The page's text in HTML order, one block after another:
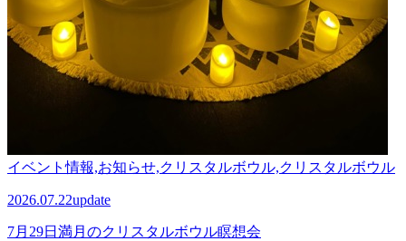
イベント情報,お知らせ,クリスタルボウル,クリスタルボウル
2026.07.22update
7月29日満月のクリスタルボウル瞑想会